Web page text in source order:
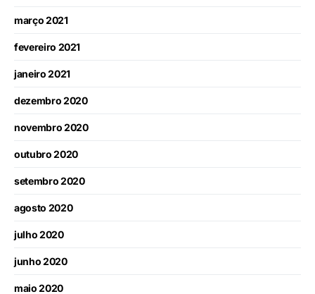
março 2021
fevereiro 2021
janeiro 2021
dezembro 2020
novembro 2020
outubro 2020
setembro 2020
agosto 2020
julho 2020
junho 2020
maio 2020